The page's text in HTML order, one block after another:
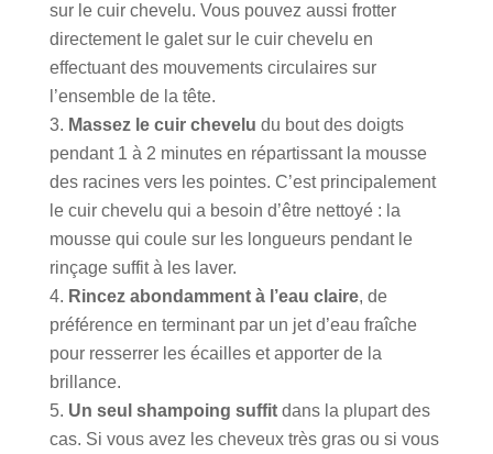
sur le cuir chevelu. Vous pouvez aussi frotter
directement le galet sur le cuir chevelu en
effectuant des mouvements circulaires sur
l’ensemble de la tête.
Massez le cuir chevelu du bout des doigts
pendant 1 à 2 minutes en répartissant la mousse
des racines vers les pointes. C’est principalement
le cuir chevelu qui a besoin d’être nettoyé : la
mousse qui coule sur les longueurs pendant le
rinçage suffit à les laver.
Rincez abondamment à l’eau claire, de
préférence en terminant par un jet d’eau fraîche
pour resserrer les écailles et apporter de la
brillance.
Un seul shampoing suffitdans la plupart des
cas. Si vous avez les cheveux très gras ou si vous